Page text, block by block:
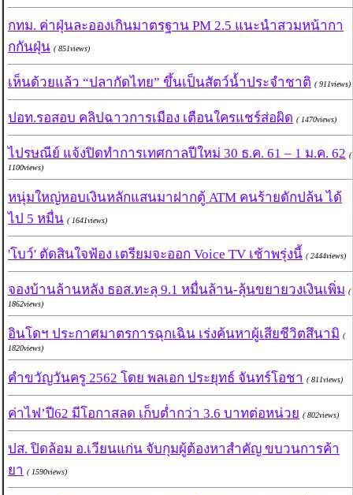
กทม. ค่าฝุ่นละอองเกินมาตรฐาน PM 2.5 แนะนำสวมหน้ากา
กกันฝุ่น ( 851views)
เห็นด้วยแล้ว “ปลากัดไทย” ขึ้นเป็นสัตว์น้ำประจำชาติ ( 911views)
ปอท.รอสอบ คลิปฉาวการเมือง เตือนใครแชร์ส่อผิด ( 1470views)
ไปรษณีย์ แจ้งปิดทำการเทศกาลปีใหม่ 30 ธ.ค. 61 – 1 ม.ค. 62 (
1100views)
หนุ่มใหญ่หอบเงินหลักแสนมาฝากตู้ ATM คนร้ายดักปล้น ได้
ไป 5 หมื่น ( 1641views)
'โบว์' ตัดสินใจฟ้อง เตรียมจะออก Voice TV เช้าพรุ่งนี้ ( 2444views)
จองบ้านล้านหลัง ธอส.ทะลุ 9.1 หมื่นล้าน-ลุ้นขยายวงเงินเพิ่ม (
1862views)
อินโดฯ ประกาศมาตรการฉุกเฉิน เร่งค้นหาผู้เสียชีวิตสึนามิ (
1820views)
คำขวัญวันครู 2562 โดย พลเอก ประยุทธ์ จันทร์โอชา ( 811views)
ค่าไฟ’ปี62 มีโอกาสลด เก็บต่ำกว่า 3.6 บาทต่อหน่วย ( 802views)
ปส. ปิดล้อม อ.เวียนแก่น จับกุมผู้ต้องหาสำคัญ ขบวนการค้า
ยา ( 1590views)